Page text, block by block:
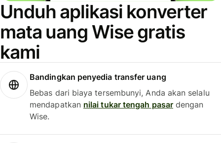
Unduh aplikasi konverter
mata uang Wise gratis
kami
Bandingkan penyedia transfer uang
Bebas dari biaya tersembunyi, Anda akan selalu
mendapatkan nilai tukar tengah pasardengan
Wise.